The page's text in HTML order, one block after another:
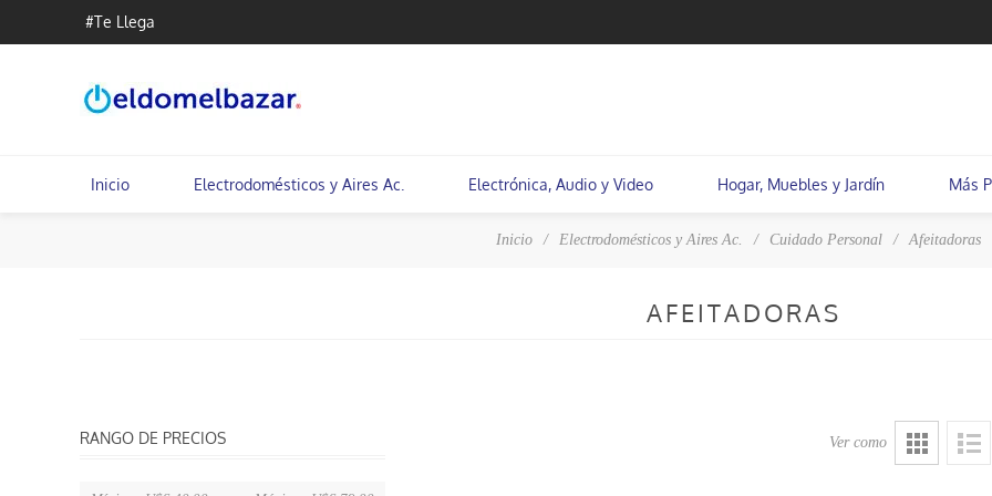
#Te Llega
Inicio Electrodomésticos y Aires Ac. Electrónica, Audio y Video Hogar, Muebles y Jardín Más
Inicio / Electrodomésticos y Aires Ac. / Cuidado Personal / Afeitadoras
AFEITADORAS
Ver como
RANGO DE PRECIOS